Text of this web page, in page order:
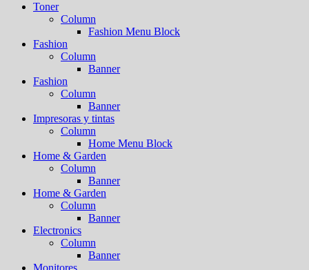
Toner
Column
Fashion Menu Block
Fashion
Column
Banner
Fashion
Column
Banner
Impresoras y tintas
Column
Home Menu Block
Home & Garden
Column
Banner
Home & Garden
Column
Banner
Electronics
Column
Banner
Monitores